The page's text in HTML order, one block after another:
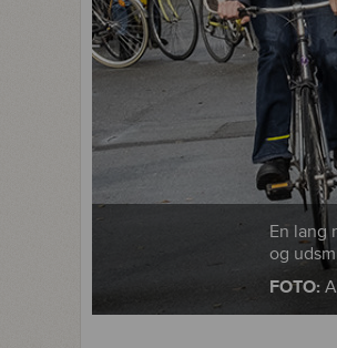
En lang
og
FOTO: